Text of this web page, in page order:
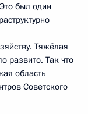
был один
Тяжёлая
развито. Так что
область
Советского